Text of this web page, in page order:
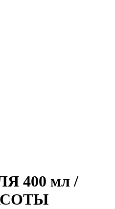
400 мл /